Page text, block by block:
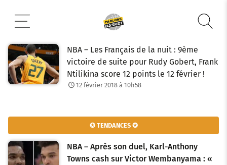
contenu
NBA – Les Français de la nuit : 9ème
victoire de suite pour Rudy Gobert, Frank
Ntilikina score 12 points le 12 février !
12 février 2018 à 10h58
✪ TENDANCES ✪
NBA – Après son duel, Karl-Anthony
Towns cash sur Victor Wembanyama : «